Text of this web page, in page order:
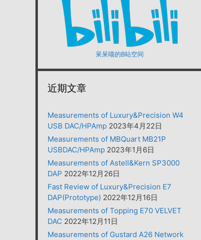
呆呆喵的B站空间
近期文章
Measurements of Luxury&Precision W4
USB DAC/HPAmp 2023年4月22日
Measurements of MBQuart MB21P
USBDAC/HPAmp 2023年1月6日
Measurements of Astell&Kern SP3000
DAP 2022年12月26日
Fast Review of Luxury&Precision E7
DAP(Prototype) 2022年12月16日
Measurements of Topping E70 VELVET
DAC 2022年12月11日
Measurements of Gustard A26 Network